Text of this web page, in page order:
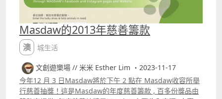
Masdaw的2013年慈善籌款
澳城生活
文創遊樂場 // 米米 Esther Lim ・2023-11-17
今年12 月 3 日Masdaw將於下午 2 點在 Masdaw收容所舉
行慈善抽獎！這是Masdaw的年度慈善籌款 , 百多份獎品由